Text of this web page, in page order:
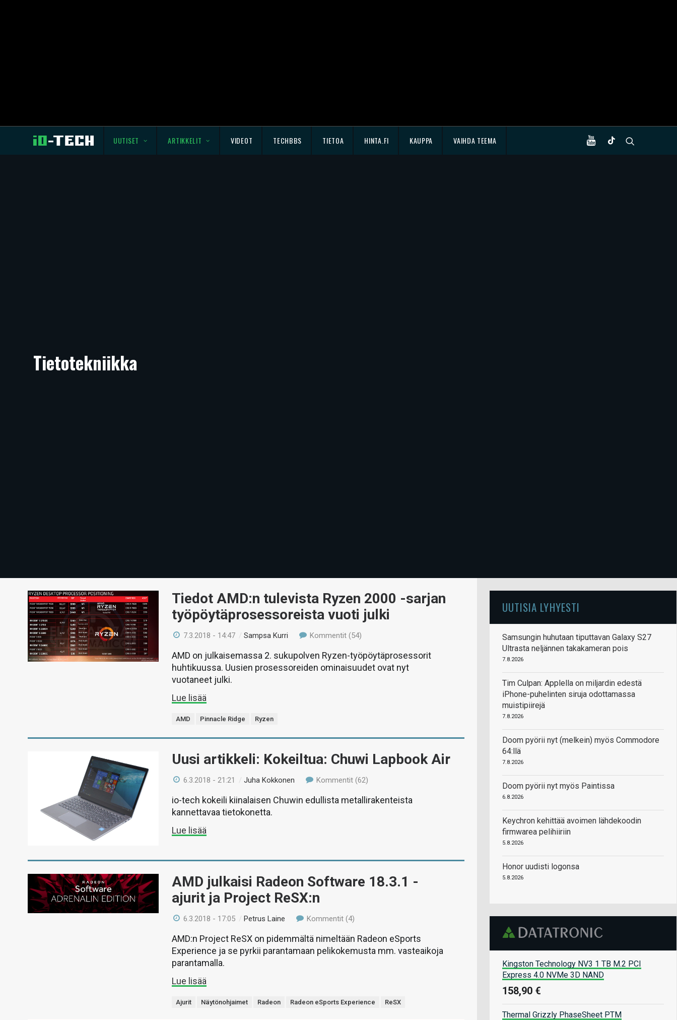
UUTISET ARTIKKELIT VIDEOT TECHBBS TIETOA HINTA.FI KAUPPA VAIHDA TEEMA
Tietotekniikka
Tiedot AMD:n tulevista Ryzen 2000 -sarjan
työpöytäprosessoreista vuoti julki
7.3.2018 - 14:47 /Sampsa Kurri Kommentit (54)
AMD on julkaisemassa 2. sukupolven Ryzen-työpöytäprosessorit
huhtikuussa. Uusien prosessoreiden ominaisuudet ovat nyt
vuotaneet julki.
Lue lisää
AMD Pinnacle Ridge Ryzen
Uusi artikkeli: Kokeiltua: Chuwi Lapbook Air
6.3.2018 - 21:21 /Juha Kokkonen Kommentit (62)
io-tech kokeili kiinalaisen Chuwin edullista metallirakenteista
kannettavaa tietokonetta.
Lue lisää
AMD julkaisi Radeon Software 18.3.1 -
ajurit ja Project ReSX:n
6.3.2018 - 17:05 /Petrus Laine Kommentit (4)
AMD:n Project ReSX on pidemmältä nimeltään Radeon eSports
Experience ja se pyrkii parantamaan pelikokemusta mm. vasteaikoja
parantamalla.
Lue lisää
Ajurit Näytönohjaimet Radeon Radeon eSports Experience ReSX
UUTISIA LYHYESTI
Samsungin huhutaan tiputtavan Galaxy S27
Ultrasta neljännen takakameran pois
7.8.2026
Tim Culpan: Applella on miljardin edestä
iPhone-puhelinten siruja odottamassa
muistipiirejä
7.8.2026
Doom pyörii nyt (melkein) myös Commodore
64:llä
7.8.2026
Doom pyörii nyt myös Paintissa
6.8.2026
Keychron kehittää avoimen lähdekoodin
firmwarea pelihiiriin
5.8.2026
Honor uudisti logonsa
5.8.2026
Kingston Technology NV3 1 TB M.2 PCI
Express 4.0 NVMe 3D NAND
158,90 €
Thermal Grizzly PhaseSheet PTM